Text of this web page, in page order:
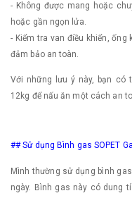
- Không được mang hoặc
hoặc gần ngọn lửa.
- Kiểm tra van điều khiển,
đảm bảo an toàn.
Với những lưu ý này, bạn có
12kg để nấu ăn một cách an
## Sử dụng Bình gas SOPET
Mình thường sử dụng bình
ngày. Bình gas này có dung